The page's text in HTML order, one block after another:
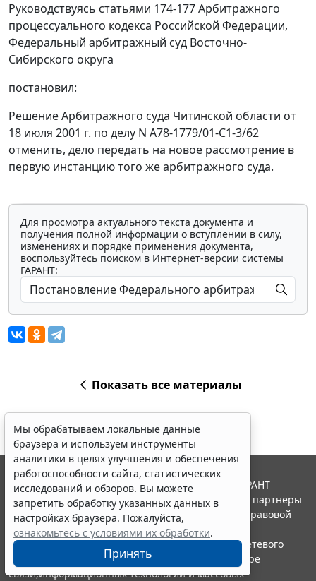
Руководствуясь статьями 174-177Арбитражного
процессуального кодекса Российской Федерации,
Федеральный арбитражный суд Восточно-
Сибирского округа
постановил:
Решение Арбитражного суда Читинской области от
18 июля 2001 г. по делу N А78-1779/01-С1-3/62
отменить, дело передать на новое рассмотрение в
первую инстанцию того же арбитражного суда.
Для просмотра актуального текста документа и
получения полной информации о вступлении в силу,
изменениях и порядке применения документа,
воспользуйтесь поиском в Интернет-версии системы
ГАРАНТ:
Показать все материалы
Мы обрабатываем локальные данные
браузера и используем инструменты
аналитики в целях улучшения и обеспечения
работоспособности сайта, статистических
исследований и обзоров. Вы можете
запретить обработку указанных данных в
настройках браузера. Пожалуйста,
ознакомьтесь с условиями их обработки.
Принять
© ООО "НПП "ГАРАНТ-СЕРВИС", 2026. Система ГАРАНТ
выпускается с 1990 года. Компания "Гарант" и ее партнеры
являются участниками Российской ассоциации правовой
информации ГАРАНТ.
Портал ГАРАНТ.РУ зарегистрирован в качестве сетевого
издания Федеральной службой по надзору в сфере
связи,информационных технологий и массовых